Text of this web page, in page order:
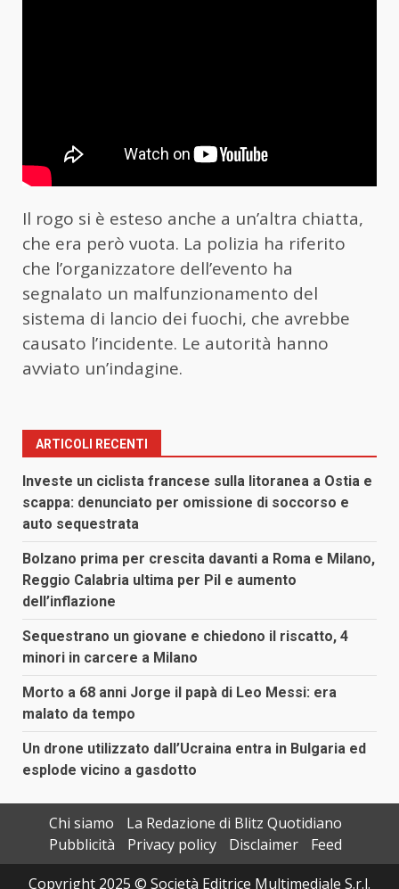
Il rogo si è esteso anche a un’altra chiatta,
che era però vuota. La polizia ha riferito
che l’organizzatore dell’evento ha
segnalato un malfunzionamento del
sistema di lancio dei fuochi, che avrebbe
causato l’incidente. Le autorità hanno
avviato un’indagine.
ARTICOLI RECENTI
Investe un ciclista francese sulla litoranea a Ostia e
scappa: denunciato per omissione di soccorso e
auto sequestrata
Bolzano prima per crescita davanti a Roma e Milano,
Reggio Calabria ultima per Pil e aumento
dell’inflazione
Sequestrano un giovane e chiedono il riscatto, 4
minori in carcere a Milano
Morto a 68 anni Jorge il papà di Leo Messi: era
malato da tempo
Un drone utilizzato dall’Ucraina entra in Bulgaria ed
esplode vicino a gasdotto
Chi siamo
La Redazione di Blitz Quotidiano
Pubblicità
Privacy policy Disclaimer
Feed
Copyright 2025 © Società Editrice Multimediale S.r.l.